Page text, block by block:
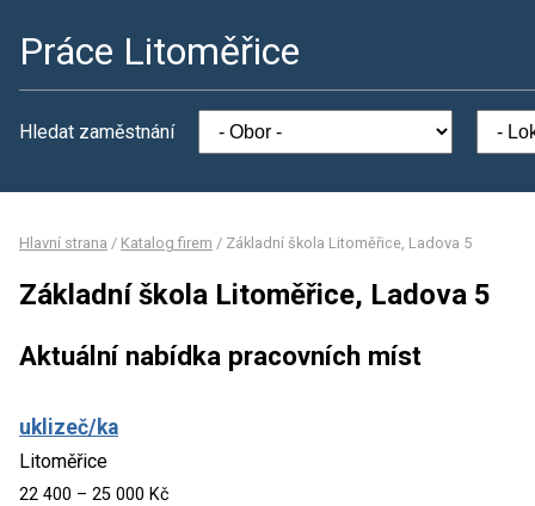
Práce Litoměřice
Hledat zaměstnání
Hlavní strana / Katalog firem / Základní škola Litoměřice, Ladova 5
Základní škola Litoměřice, Ladova 5
Aktuální nabídka pracovních míst
uklizeč/ka
Litoměřice
22 400 – 25 000 Kč